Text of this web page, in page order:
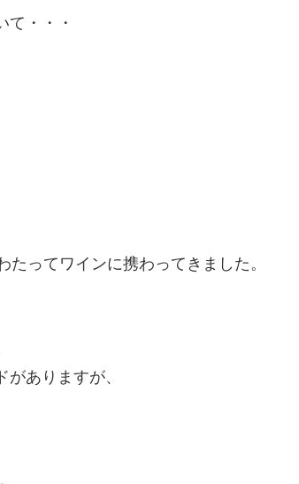
て・・・
ってワインに携わってきました。
ありますが、